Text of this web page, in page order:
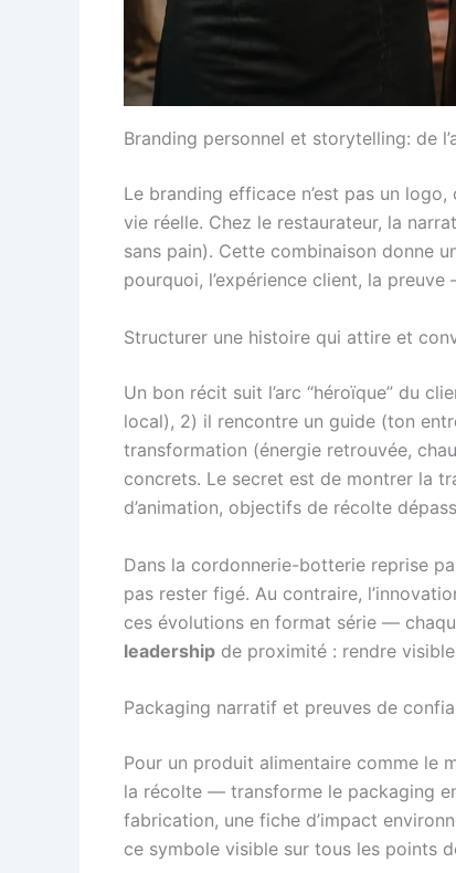
Branding personnel et storytelling: de
Le branding efficace n’est pas un
vie réelle. Chez le restaurateur, la
sans pain). Cette combinaison donne
pourquoi, l’expérience client, la
Structurer une histoire qui attire et
Un bon récit suit l’arc “héroïque” du
local), 2) il rencontre un guide (ton
transformation (énergie retrouvée,
concrets. Le secret est de montrer la
d’animation, objectifs de récolte
Dans la cordonnerie-botterie reprise
pas rester figé. Au contraire,
ces évolutions en format série —
leadership de proximité : rendre
Packaging narratif et preuves de
Pour un produit alimentaire comme le
la récolte — transforme le packaging
fabrication, une fiche d’impact
ce symbole visible sur tous les points